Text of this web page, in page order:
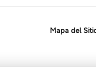
Mapa del